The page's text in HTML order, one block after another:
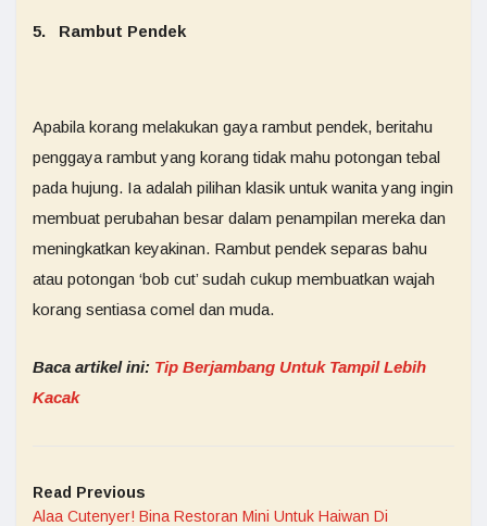
5. Rambut Pendek
Apabila korang melakukan gaya rambut pendek, beritahu
penggaya rambut yang korang tidak mahu potongan tebal
pada hujung. Ia adalah pilihan klasik untuk wanita yang ingin
membuat perubahan besar dalam penampilan mereka dan
meningkatkan keyakinan. Rambut pendek separas bahu
atau potongan ‘bob cut’ sudah cukup membuatkan wajah
korang sentiasa comel dan muda.
Baca artikel ini: Tip Berjambang Untuk Tampil Lebih
Kacak
Read Previous
Alaa Cutenyer! Bina Restoran Mini Untuk Haiwan Di